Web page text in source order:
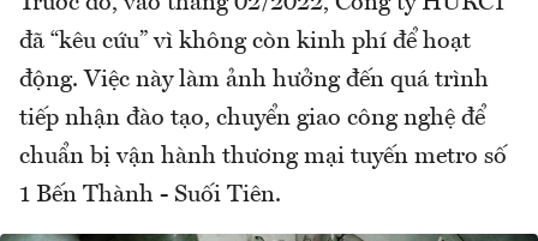
đã “kêu cứu” vì không còn kinh phí để hoạt
động. Việc này làm ảnh hưởng đến quá trình
tiếp nhận đào tạo, chuyển giao công nghệ để
chuẩn bị vận hành thương mại tuyến metro số
1 Bến Thành - Suối Tiên.